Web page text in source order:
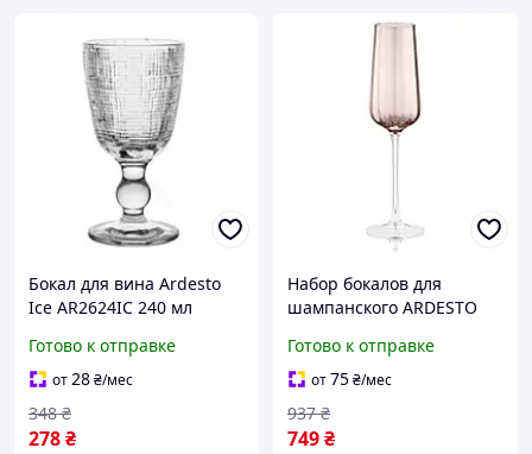
Бокал для вина Ardesto
Ice AR2624IC 240 мл
Готово к отправке
от28₴/мес
278₴
348 ₴
Набор бокалов для
шампанского ARDESTO
стекло 2 шт Золотистый
(AR2629GW)
Готово к отправке
от75₴/мес
749₴
937 ₴